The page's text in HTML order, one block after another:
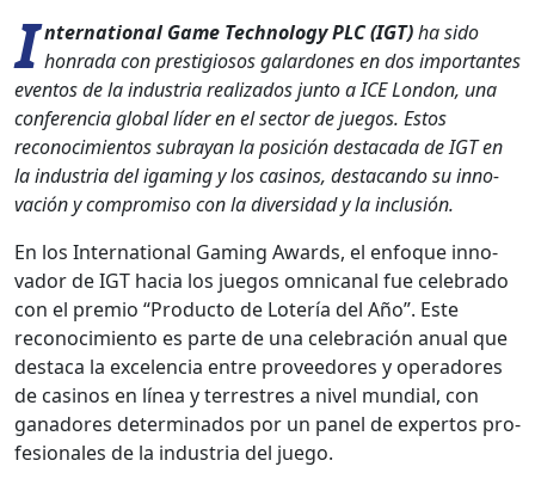
Inter­na­tion­al Game Tech­nol­o­gy PLC (IGT)ha sido
hon­ra­da con pres­ti­giosos galar­dones en dos impor­tantes
even­tos de la indus­tria real­iza­dos jun­to a ICE Lon­don, una
con­fer­en­cia glob­al líder en el sec­tor de jue­gos. Estos
reconocimien­tos sub­rayan la posi­ción desta­ca­da de IGT en
la indus­tria del igam­ing y los casi­nos, desta­can­do su inno­
vación y com­pro­miso con la diver­si­dad y la inclusión.
En los Inter­na­tion­al Gam­ing Awards, el enfoque inno­
vador de IGT hacia los jue­gos omni­canal fue cel­e­bra­do
con el pre­mio “Pro­duc­to de Lotería del Año”. Este
reconocimien­to es parte de una cel­e­bración anu­al que
desta­ca la exce­len­cia entre provee­dores y oper­adores
de casi­nos en línea y ter­restres a niv­el mundi­al, con
ganadores deter­mi­na­dos por un pan­el de exper­tos pro­
fe­sion­ales de la indus­tria del juego.